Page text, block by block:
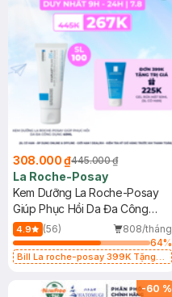
308.000 ₫445.000 ₫
La Roche-Posay
Kem Dưỡng La Roche-Posay
Giúp Phục Hồi Da Đa Công
Dụng 40ml
4.9 (56)
808/tháng
64%
Bill La roche-posay 399K Tặng
(SL có hạn)
-60 %